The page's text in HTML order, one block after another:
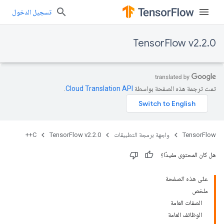
تسجيل الدخول
TensorFlow v2.2.0
تمت ترجمة هذه الصفحة بواسطة Cloud Translation API‏
TensorFlow واجهة برمجة التطبيقات TensorFlow v2.2.0
C++
هل كان المحتوى مفيدًا؟
على هذه الصفحة
ملخص
الصفات العامة
الوظائف العامة